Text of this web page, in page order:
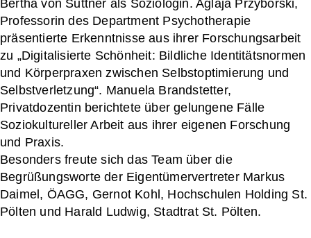
Bertha von Suttner als Soziologin. Aglaja Przyborski,
Professorin des Department Psychotherapie
präsentierte Erkenntnisse aus ihrer Forschungsarbeit
zu „Digitalisierte Schönheit: Bildliche Identitätsnormen
und Körperpraxen zwischen Selbstoptimierung und
Selbstverletzung“. Manuela Brandstetter,
Privatdozentin berichtete über gelungene Fälle
Soziokultureller Arbeit aus ihrer eigenen Forschung
und Praxis.
Besonders freute sich das Team über die
Begrüßungsworte der Eigentümervertreter Markus
Daimel, ÖAGG, Gernot Kohl, Hochschulen Holding St.
Pölten und Harald Ludwig, Stadtrat St. Pölten.